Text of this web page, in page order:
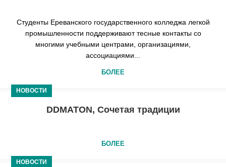
Студенты Ереванского государственного колледжа легкой
промышленности поддерживают тесные контакты со
многими учебными центрами, организациями,
ассоциациями...
БОЛЕЕ
НОВОСТИ
DDMATON, Сочетая традиции
БОЛЕЕ
НОВОСТИ